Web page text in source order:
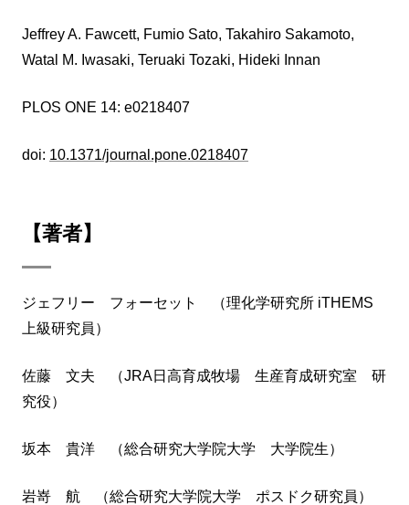
Jeffrey A. Fawcett, Fumio Sato, Takahiro Sakamoto,
Watal M. Iwasaki, Teruaki Tozaki, Hideki Innan
PLOS ONE 14: e0218407
doi: 10.1371/journal.pone.0218407
【著者】
ジェフリー フォーセット （理化学研究所 iTHEMS
上級研究員）
佐藤 文夫 （JRA日高育成牧場 生産育成研究室 研
究役）
坂本 貴洋 （総合研究大学院大学 大学院生）
岩嵜 航 （総合研究大学院大学 ポスドク研究員）